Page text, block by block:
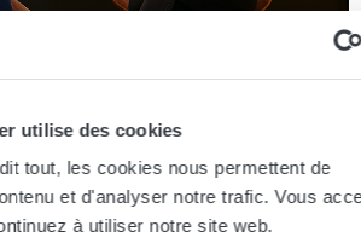
utilise des cookies
tout, les cookies nous permettent de
et d'analyser notre trafic. Vous
à utiliser notre site web.
du bien-être sont à votre disposition
de vous guider au mieux vers la
et les modèles les plus adaptés à votre